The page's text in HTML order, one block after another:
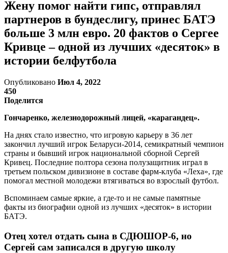
Жену помог найти гипс, отправлял
партнеров в бундеслигу, принес БАТЭ
больше 3 млн евро. 20 фактов о Сергее
Кривце – одной из лучших «десяток» в
истории белфутбола
Опубликовано Июл 4, 2022
450
Поделится
Гончаренко, железнодорожный лицей, «карагандец».
На днях стало известно, что игровую карьеру в 36 лет
закончил лучший игрок Беларуси-2014, семикратный чемпион
страны и бывший игрок национальной сборной Сергей
Кривец. Последние полтора сезона полузащитник играл в
третьем польском дивизионе в составе фарм-клуба «Леха», где
помогал местной молодежи втягиваться во взрослый футбол.
Вспоминаем самые яркие, а где-то и не самые памятные
факты из биографии одной из лучших «десяток» в истории
БАТЭ.
Отец хотел отдать сына в СДЮШОР-6, но
Сергей сам записался в другую школу